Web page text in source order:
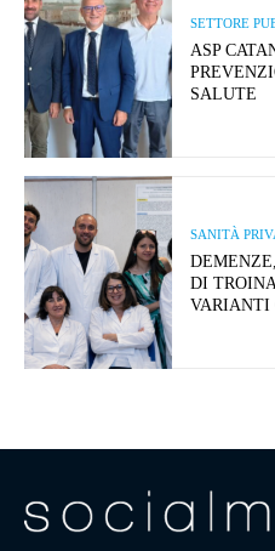
SETTORE
ASP
SALUTE
SANITÀ
DI
VARIANTI